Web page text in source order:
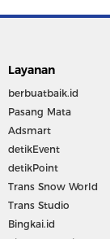
Layanan
berbuatbaik.id
Pasang Mata
Adsmart
detikEvent
detikPoint
Trans Snow World
Trans Studio
Bingkai.id